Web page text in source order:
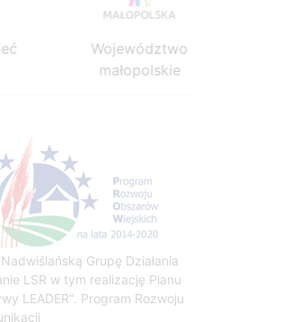
Województwo
małopolskie
Grupę Działania
LSR w tym realizację Planu
LEADER". Program Rozwoju